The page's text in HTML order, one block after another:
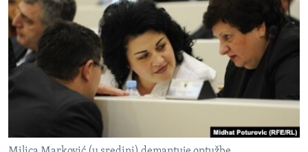
RSE PRIČE IZ SVIJETA
ISPRIČAJ MI
DNEVNO@RSE
SPECIJALI RSE
VIŠE OD NASLOVA
GENOCID U SREBRENICI